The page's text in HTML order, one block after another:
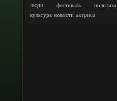
люди фестиваль
политика
культура новости актриса